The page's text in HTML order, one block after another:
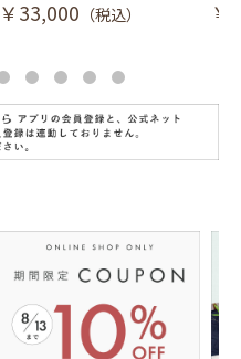
￥33,000 （税込） ￥